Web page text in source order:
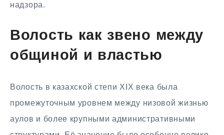
надзора.
Волость как звено между
общиной и властью
Волость в казахской степи XIX века была
промежуточным уровнем между низовой жизнью
аулов и более крупными административными